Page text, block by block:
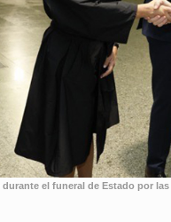
durante el funeral de Estado por